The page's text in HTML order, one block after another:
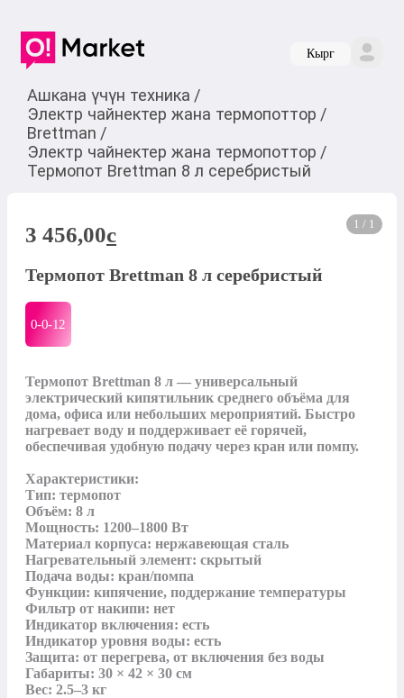
Кырг
Ашкана үчүн техника /
Электр чайнектер жана термопоттор /
Brettman /
Электр чайнектер жана термопоттор /
Термопот Brettman 8 л серебристый
1 / 1
3 456,00c
Термопот Brettman 8 л серебристый
0-0-12
Термопот Brettman 8 л — универсальный
электрический кипятильник среднего объёма для
дома, офиса или небольших мероприятий. Быстро
нагревает воду и поддерживает её горячей,
обеспечивая удобную подачу через кран или помпу.
Характеристики:
Тип: термопот
Объём: 8 л
Мощность: 1200–1800 Вт
Материал корпуса: нержавеющая сталь
Нагревательный элемент: скрытый
Подача воды: кран/помпа
Функции: кипячение, поддержание температуры
Фильтр от накипи: нет
Индикатор включения: есть
Индикатор уровня воды: есть
Защита: от перегрева, от включения без воды
Габариты: 30 × 42 × 30 см
Вес: 2.5–3 кг